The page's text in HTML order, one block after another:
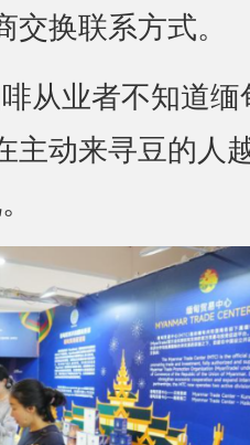
交换联系方式。
业者不知道缅
主动来寻豆的人